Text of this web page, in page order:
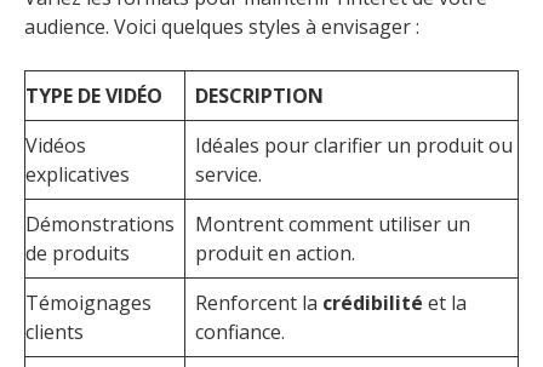
audience. Voici quelques styles à envisager :
TYPE DE VIDÉO
DESCRIPTION
Vidéos
explicatives
Idéales pour clarifier un produit ou
service.
Démonstrations
de produits
Montrent comment utiliser un
produit en action.
Témoignages
clients
Renforcent la crédibilité et la
confiance.